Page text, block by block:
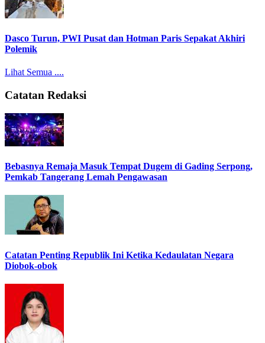
Dasco Turun, PWI Pusat dan Hotman Paris Sepakat Akhiri
Polemik
Lihat Semua ....
Catatan Redaksi
Bebasnya Remaja Masuk Tempat Dugem di Gading Serpong,
Pemkab Tangerang Lemah Pengawasan
Catatan Penting Republik Ini Ketika Kedaulatan Negara
Diobok-obok